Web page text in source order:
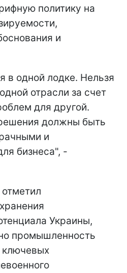
политику на
и
в одной лодке. Нельзя
отрасли за счет
для другой.
должны быть
и
бизнеса", -
Украины,
промышленность
ключевых